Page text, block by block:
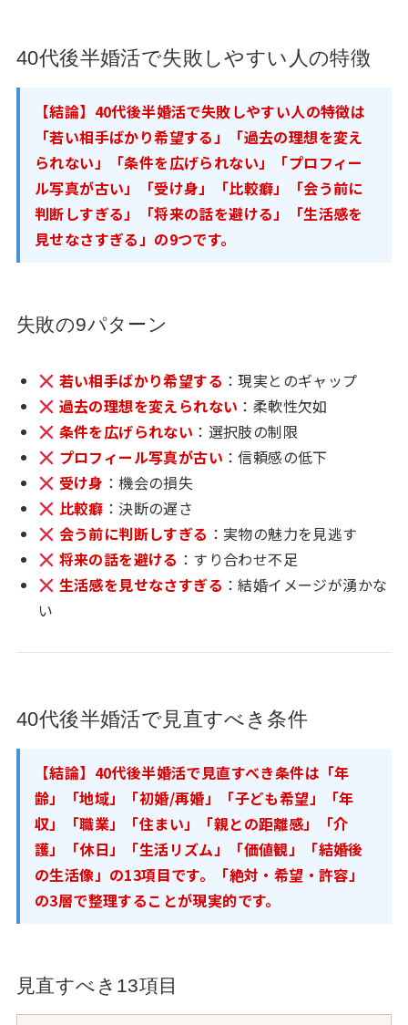
40代後半婚活で失敗しやすい人の特徴
【結論】40代後半婚活で失敗しやすい人の特徴は
「若い相手ばかり希望する」「過去の理想を変え
られない」「条件を広げられない」「プロフィー
ル写真が古い」「受け身」「比較癖」「会う前に
判断しすぎる」「将来の話を避ける」「生活感を
見せなさすぎる」の9つです。
失敗の9パターン
若い相手ばかり希望する ：現実とのギャップ
過去の理想を変えられない ：柔軟性欠如
条件を広げられない ：選択肢の制限
プロフィール写真が古い ：信頼感の低下
受け身 ：機会の損失
比較癖 ：決断の遅さ
会う前に判断しすぎる ：実物の魅力を見逃す
将来の話を避ける ：すり合わせ不足
生活感を見せなさすぎる ：結婚イメージが湧かな
い
40代後半婚活で見直すべき条件
【結論】40代後半婚活で見直すべき条件は「年
齢」「地域」「初婚/再婚」「子ども希望」「年
収」「職業」「住まい」「親との距離感」「介
護」「休日」「生活リズム」「価値観」「結婚後
の生活像」の13項目です。「絶対・希望・許容」
の3層で整理することが現実的です。
見直すべき13項目